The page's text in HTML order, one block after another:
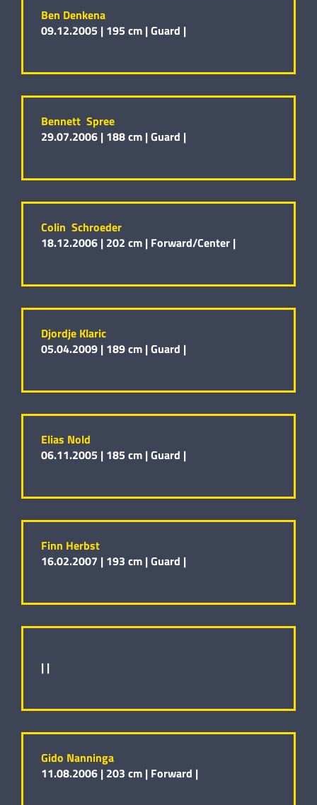
Ben Denkena
09.12.2005 | 195 cm |Guard |
Bennett Spree
29.07.2006 | 188 cm |Guard |
Colin Schroeder
18.12.2006 | 202 cm | Forward/Center |
Djordje Klaric
05.04.2009 | 189 cm |Guard |
Elias Nold
06.11.2005 | 185 cm |Guard |
Finn Herbst
16.02.2007 | 193 cm |Guard |
| |
Gido Nanninga
11.08.2006 | 203 cm | Forward |